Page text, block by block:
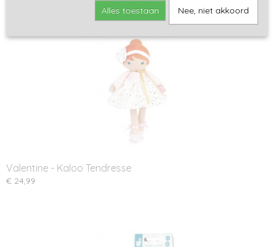
Valentine - Kaloo Tendresse
€ 24,99
Alles toestaan Nee, niet akkoord